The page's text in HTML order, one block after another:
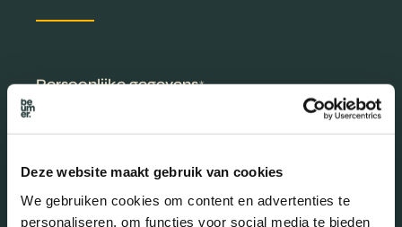
Deze website maakt gebruik van cookies
We gebruiken cookies om content en advertenties te
personaliseren, om functies voor social media te bieden
Persoonlijke gegevens*